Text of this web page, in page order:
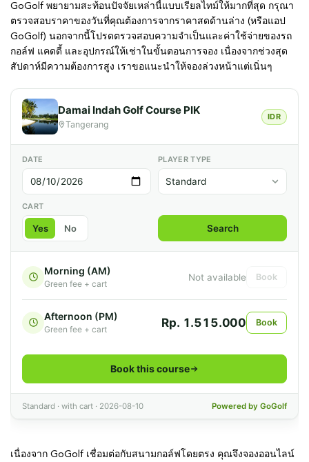
GoGolf พยายามสะท้อนปัจจัยเหล่านี้แบบเรียลไทม์ให้มากที่สุด กรุณา
ตรวจสอบราคาของวันที่คุณต้องการจากราคาสดด้านล่าง (หรือแอป
GoGolf) นอกจากนี้โปรดตรวจสอบความจำเป็นและค่าใช้จ่ายของรถ
กอล์ฟ แคดดี้ และอุปกรณ์ให้เช่าในขั้นตอนการจอง เนื่องจากช่วงสุด
สัปดาห์มีความต้องการสูง เราขอแนะนำให้จองล่วงหน้าแต่เนิ่นๆ
เนื่องจาก GoGolf เชื่อมต่อกับสนามกอล์ฟโดยตรง คุณจึงจองออนไลน์